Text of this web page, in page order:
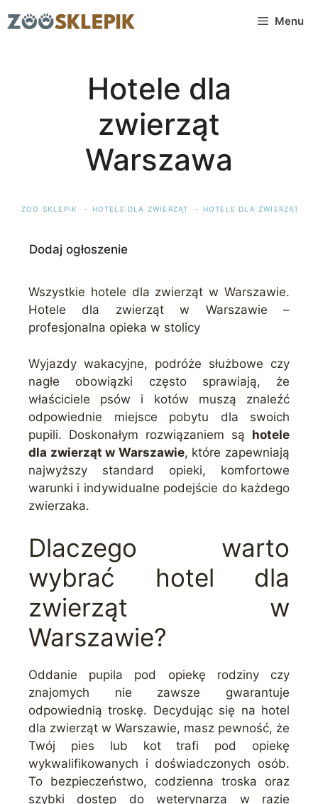
do
Menu
Hotele dla
zwierząt
Warszawa
ZOO SKLEPIK HOTELE DLA ZWIERZĄT HOTELE DLA ZWIERZĄT
Dodaj ogłoszenie
Wszystkie hotele dla zwierząt w Warszawie.
Hotele dla zwierząt w Warszawie –
profesjonalna opieka w stolicy
Wyjazdy wakacyjne, podróże służbowe czy
nagłe obowiązki często sprawiają, że
właściciele psów i kotów muszą znaleźć
odpowiednie miejsce pobytu dla swoich
pupili. Doskonałym rozwiązaniem są hotele
dla zwierząt w Warszawie, które zapewniają
najwyższy standard opieki, komfortowe
warunki i indywidualne podejście do każdego
zwierzaka.
Dlaczego warto
wybrać hotel dla
zwierząt w
Warszawie?
Oddanie pupila pod opiekę rodziny czy
znajomych nie zawsze gwarantuje
odpowiednią troskę. Decydując się na hotel
dla zwierząt w Warszawie, masz pewność, że
Twój pies lub kot trafi pod opiekę
wykwalifikowanych i doświadczonych osób.
To bezpieczeństwo, codzienna troska oraz
szybki dostęp do weterynarza w razie